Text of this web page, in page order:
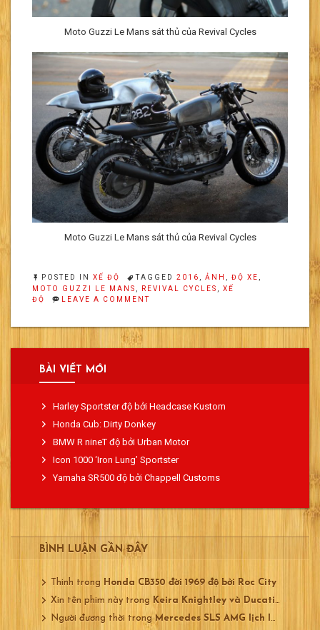
Moto Guzzi Le Mans sát thủ của Revival Cycles
Moto Guzzi Le Mans sát thủ của Revival Cycles
POSTED IN XẾ ĐỘ TAGGED 2016 ẢNH ĐỘ XE
MOTO GUZZI LE MANS
REVIVAL CYCLES
XẾ
ĐỘ
LEAVE A COMMENT
LE
BÀI VIẾT MỚI
Harley Sportster độ bởi Headcase Kustom
Honda Cub: Dirty Donkey
BMW R nineT độ bởi Urban Motor
Icon 1000 ‘Iron Lung’ Sportster
Yamaha SR500 độ bởi Chappell Customs
BÌNH LUẬN GẦN ĐÂY
Thinh trong
Honda CB350 đời 1969 độ bởi Roc City
Xin tên phim này trong Keira Knightley và Ducati 750
Người đương thời trong Mercedes SLS AMG lịch lãm